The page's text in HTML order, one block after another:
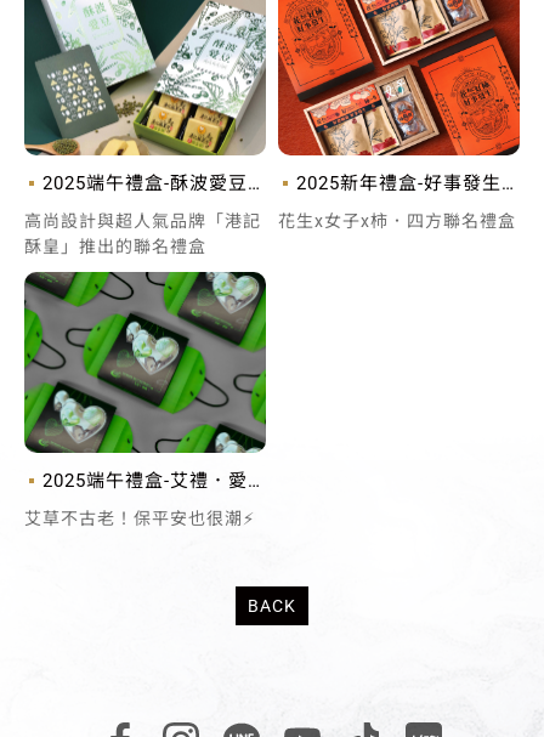
2025端午禮盒-酥波愛豆-
綠豆糕禮盒包裝設計
高尚設計與超人氣品牌「港記
酥皇」推出的聯名禮盒
2025新年禮盒-好事發生-
包裝設計
花生x女子x柿．四方聯名禮盒
2025端午禮盒-艾禮．愛
你
艾草不古老！保平安也很潮⚡
BACK